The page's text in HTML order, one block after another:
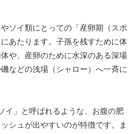
ソイ類にとっての「産卵期（スポ
あたります。子孫を残すために体
や、産卵のために水深のある深場
などの浅場（シャロー）へ一斉に
イ」と呼ばれるような、お腹の肥
シュが出やすいのが特徴です。ま